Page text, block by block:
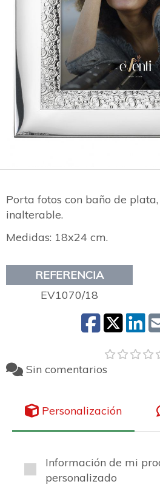
Porta fotos con baño de
inalterable.
Medidas: 18x24 cm.
REFERENCIA
EV1070/18
Sin comentarios
Personalización
Información de mi
personalizado